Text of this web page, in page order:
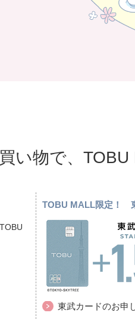
い物で、TOBU
TOBU MALL限定！
東武カードのお申